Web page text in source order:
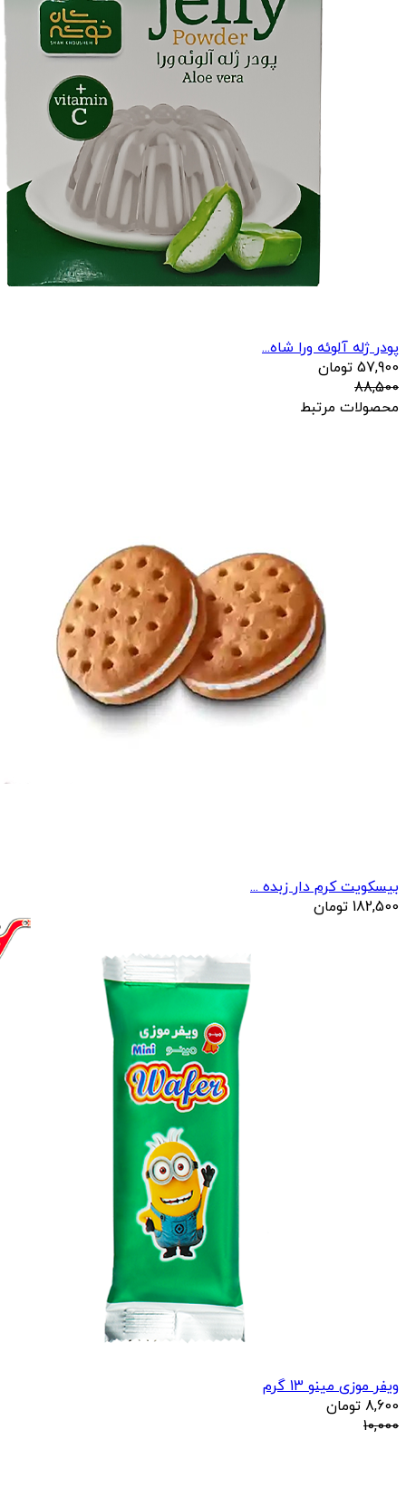
پودر ژله آلوئه ورا شاه...
57,900 تومان
88,500
محصولات مرتبط
بیسکویت کرم دار زبده ...
182,500 تومان
ویفر موزی مینو 13 گرم
8,600 تومان
10,000